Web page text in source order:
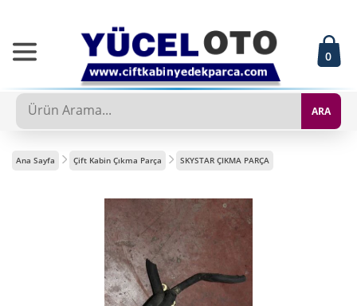
0
ARA
Ana Sayfa Çift Kabin Çıkma Parça SKYSTAR ÇIKMA PARÇA